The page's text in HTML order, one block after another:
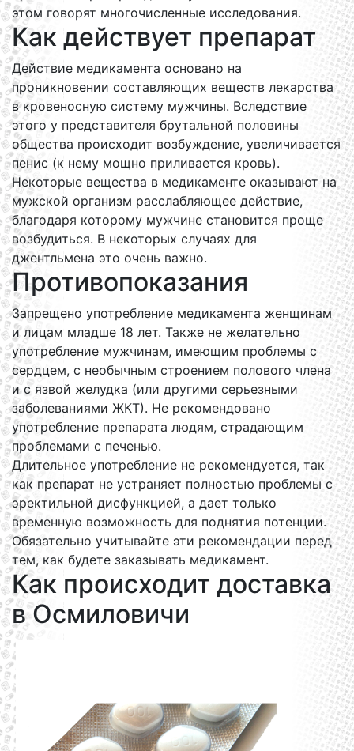
этом говорят многочисленные исследования.
Как действует препарат
Действие медикамента основано на
проникновении составляющих веществ лекарства
в кровеносную систему мужчины. Вследствие
этого у представителя брутальной половины
общества происходит возбуждение, увеличивается
пенис (к нему мощно приливается кровь).
Некоторые вещества в медикаменте оказывают на
мужской организм расслабляющее действие,
благодаря которому мужчине становится проще
возбудиться. В некоторых случаях для
джентльмена это очень важно.
Противопоказания
Запрещено употребление медикамента женщинам
и лицам младше 18 лет. Также не желательно
употребление мужчинам, имеющим проблемы с
сердцем, с необычным строением полового члена
и с язвой желудка (или другими серьезными
заболеваниями ЖКТ). Не рекомендовано
употребление препарата людям, страдающим
проблемами с печенью.
Длительное употребление не рекомендуется, так
как препарат не устраняет полностью проблемы с
эректильной дисфункцией, а дает только
временную возможность для поднятия потенции.
Обязательно учитывайте эти рекомендации перед
тем, как будете заказывать медикамент.
Как происходит доставка
в Осмиловичи